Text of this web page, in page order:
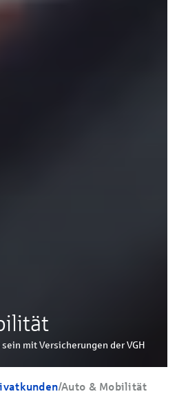
mit Versicherungen der VGH
/Auto & Mobilität